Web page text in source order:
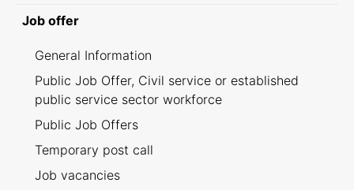
Job offer
General Information
Public Job Offer, Civil service or established
public service sector workforce
Public Job Offers
Temporary post call
Job vacancies